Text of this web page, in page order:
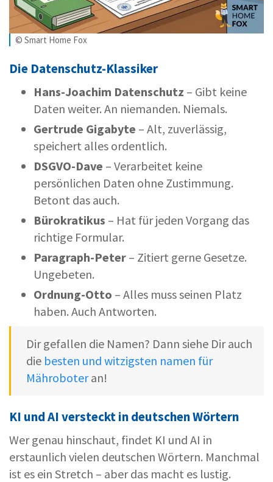
© Smart Home Fox
Die Datenschutz-Klassiker
Hans-Joachim Datenschutz – Gibt keine
Daten weiter. An niemanden. Niemals.
Gertrude Gigabyte – Alt, zuverlässig,
speichert alles ordentlich.
DSGVO-Dave – Verarbeitet keine
persönlichen Daten ohne Zustimmung.
Betont das auch.
Bürokratikus – Hat für jeden Vorgang das
richtige Formular.
Paragraph-Peter – Zitiert gerne Gesetze.
Ungebeten.
Ordnung-Otto – Alles muss seinen Platz
haben. Auch Antworten.
Dir gefallen die Namen? Dann siehe Dir auch
die besten und witzigsten namen für
Mähroboteran!
KI und AI versteckt in deutschen Wörtern
Wer genau hinschaut, findet KI und AI in
erstaunlich vielen deutschen Wörtern. Manchmal
ist es ein Stretch – aber das macht es lustig.